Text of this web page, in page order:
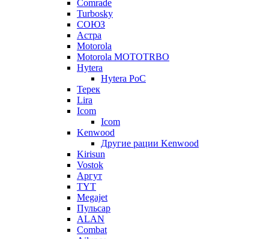
Comrade
Turbosky
СОЮЗ
Астра
Motorola
Motorola MOTOTRBO
Hytera
Hytera PoC
Терек
Lira
Icom
Icom
Kenwood
Другие рации Kenwood
Kirisun
Vostok
Аргут
TYT
Megajet
Пульсар
ALAN
Combat